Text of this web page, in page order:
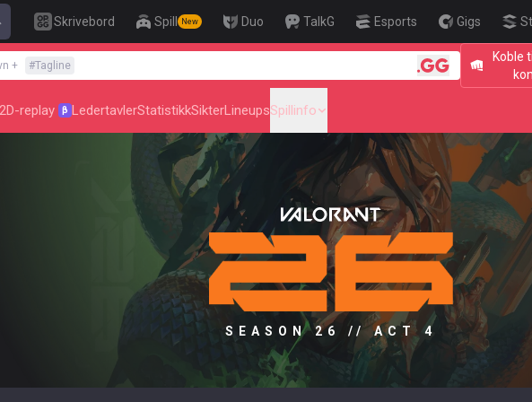
Skrivebord Spill New Duo TalkG Esports Gigs
+ #Tagline
Koble
🎯 Level Up
2D-replay β LedertavlerStatistikkSikterLineupsSpillinfo
SEASON 26 // ACT 4